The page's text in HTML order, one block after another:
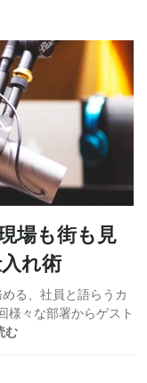
場も街も見
れ術
る、社員と語らうカ
様々な部署からゲスト
む